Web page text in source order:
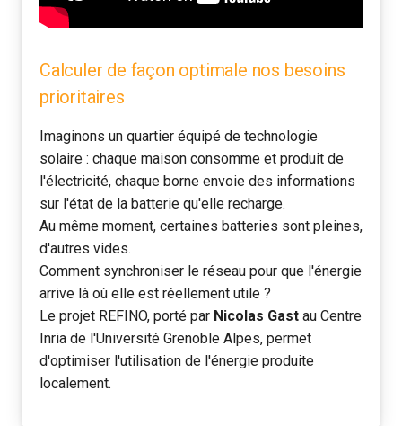
Calculer de façon optimale nos besoins
prioritaires
Imaginons un quartier équipé de technologie
solaire : chaque maison consomme et produit de
l'électricité, chaque borne envoie des informations
sur l'état de la batterie qu'elle recharge.
Au même moment, certaines batteries sont pleines,
d'autres vides.
Comment synchroniser le réseau pour que l'énergie
arrive là où elle est réellement utile ?
Le projet REFINO, porté par Nicolas Gast au Centre
Inria de l'Université Grenoble Alpes, permet
d'optimiser l'utilisation de l'énergie produite
localement.